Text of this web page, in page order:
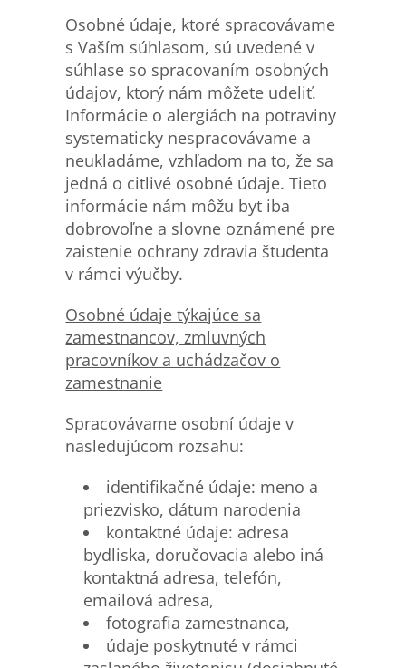
Osobné údaje, ktoré spracovávame
s Vaším súhlasom, sú uvedené v
súhlase so spracovaním osobných
údajov, ktorý nám môžete udeliť.
Informácie o alergiách na potraviny
systematicky nespracovávame a
neukladáme, vzhľadom na to, že sa
jedná o citlivé osobné údaje. Tieto
informácie nám môžu byt iba
dobrovoľne a slovne oznámené pre
zaistenie ochrany zdravia študenta
v rámci výučby.
Osobné údaje týkajúce sa
zamestnancov, zmluvných
pracovníkov a uchádzačov o
zamestnanie
Spracovávame osobní údaje v
nasledujúcom rozsahu:
identifikačné údaje: meno a
priezvisko, dátum narodenia
kontaktné údaje: adresa
bydliska, doručovacia alebo iná
kontaktná adresa, telefón,
emailová adresa,
fotografia zamestnanca,
údaje poskytnuté v rámci